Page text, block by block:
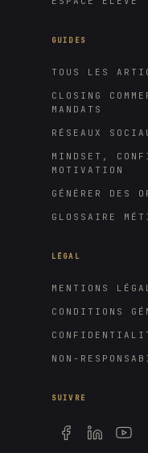
GUIDES
TOUS LES
CLOSING
MANDATS
RÉSEAUX
MINDSET,
MOTIVATION
GÉNÉRER DES
GLOSSAIRE
LÉGAL
MENTIONS
CONDITIONS
NON-
SUIVRE